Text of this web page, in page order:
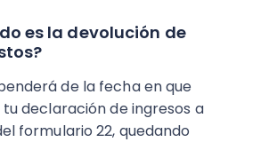
es la devolución de
de la fecha en que
declaración de ingresos a
formulario 22, quedando